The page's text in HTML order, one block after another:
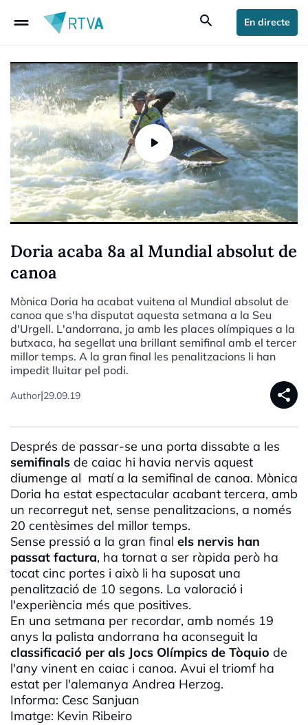
drag_handle search En directe
Doria acaba 8a al Mundial absolut de
canoa
Mònica Doria ha acabat vuitena al Mundial absolut de
canoa que s'ha disputat aquesta setmana a la Seu
d'Urgell. L'andorrana, ja amb les places olímpiques a la
butxaca, ha segellat una brillant semifinal amb el tercer
millor temps. A la gran final les penalitzacions li han
impedit lluitar pel podi.
Author|29.09.19 share
Després de passar-se una porta dissabte a les
semifinals de caiac hi havia nervis aquest
diumenge al matí a la semifinal de canoa. Mònica
Doria ha estat espectacular acabant tercera, amb
un recorregut net, sense penalitzacions, a només
20 centèsimes del millor temps.
Sense pressió a la gran final els nervis han
passat factura, ha tornat a ser ràpida però ha
tocat cinc portes i això li ha suposat una
penalització de 10 segons. La valoració i
l'experiència més que positives.
En una setmana per recordar, amb només 19
anys la palista andorrana ha aconseguit la
classificació per als Jocs Olímpics de Tòquio de
l'any vinent en caiac i canoa. Avui el triomf ha
estat per l'alemanya Andrea Herzog.
Informa: Cesc Sanjuan
Imatge: Kevin Ribeiro